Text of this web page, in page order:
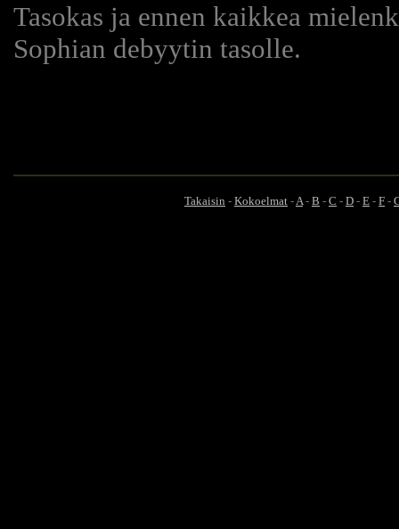
Tasokas ja ennen kaikkea
Sophian debyytin tasolle.
Takaisin - Kokoelmat -A- B - C - D - E - F -